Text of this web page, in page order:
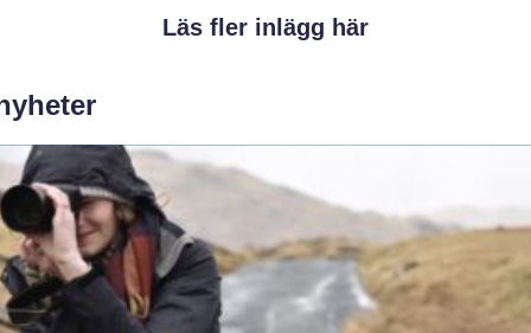
Läs fler inlägg här